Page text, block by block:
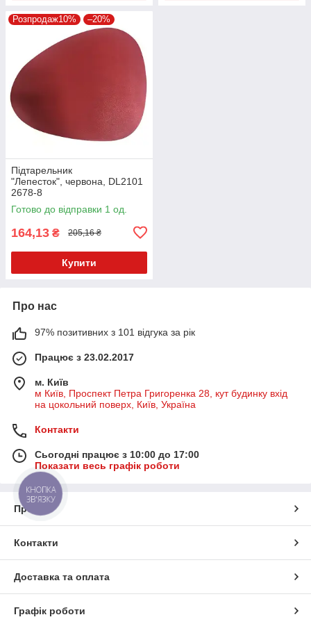
Розпродаж10% –20%
Підтарельник
"Лепесток", червона, DL2101
2678-8
Готово до відправки 1 од.
164,13 ₴ 205,16 ₴
Купити
Про нас
97% позитивних з 101 відгука за рік
Працює з 23.02.2017
м. Київ
м Київ, Проспект Петра Григоренка 28, кут будинку вхід
на цокольний поверх, Київ, Україна
Контакти
Сьогодні працює з 10:00 до 17:00
Показати весь графік роботи
Про нас
Контакти
Доставка та оплата
Графік роботи
КНОПКА
ЗВ'ЯЗКУ